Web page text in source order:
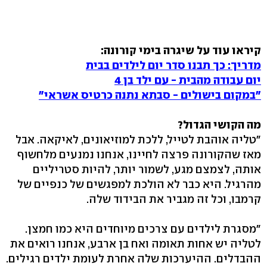
קיראו עוד על שיגרה בימי קורונה:
מדריך: כך תבנו סדר יום לילדים בבית
יום עבודה מהבית - עם ילד בן 4
"במקום בישולים - סבתא נתנה כרטיס אשראי"
מה הקושי הגדול?
"טליה אוהבת לטייל, ללכת למוזיאונים, לאיקאה. אבל
מאז שהקורונה פרצה לחיינו, אנחנו נמנעים מלחשוף
אותה, לצמצם מגע, לשמור יותר, להיות סטריליים
מהרגיל. היא כבר לא הולכת למפגשים של כנפיים של
קרמבו, וכל זה מגביר את הבידוד שלה.
"מסגרת לילדים עם צרכים מיוחדים היא כמו חמצן.
לטליה יש אחות תאומה ואח בן ארבע, אנחנו רואים את
ההבדלים. ההיערכות שלה אחרת לעומת ילדים רגילים.